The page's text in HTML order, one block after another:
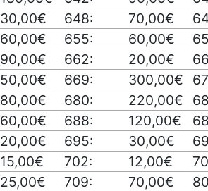
30,00€ 648: 70,00€
60,00€ 655: 60,00€
90,00€ 662: 20,00€
50,00€ 669: 300,00€
80,00€ 680: 220,00€
60,00€ 688: 120,00€
20,00€ 695: 30,00€
15,00€ 702: 12,00€
25,00€ 709: 70,00€